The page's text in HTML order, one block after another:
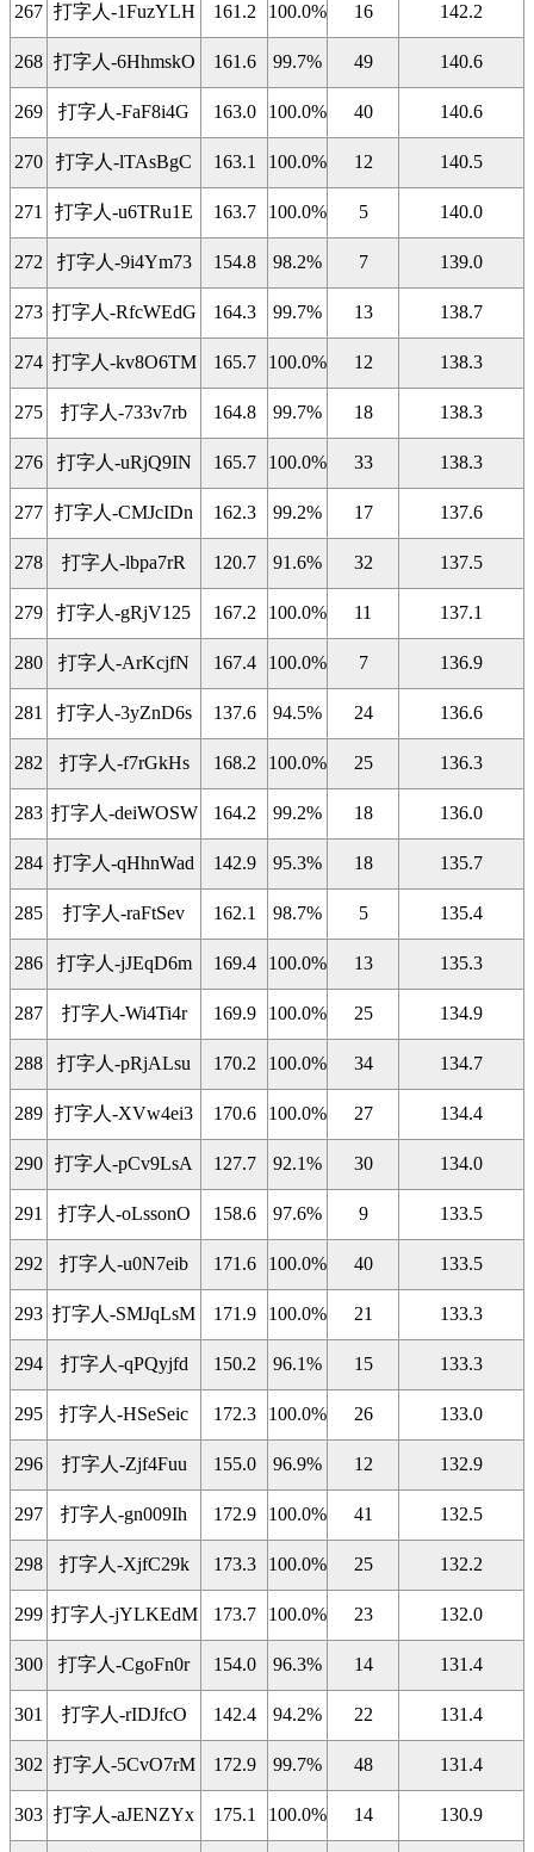
267 打字人-1FuzYLH 161.2 100.0% 16 142.2
268 打字人-6HhmskO 161.6 99.7% 49 140.6
269 打字人-FaF8i4G 163.0 100.0% 40 140.6
270 打字人-lTAsBgC 163.1 100.0% 12 140.5
271 打字人-u6TRu1E 163.7 100.0% 5 140.0
272 打字人-9i4Ym73 154.8 98.2% 7 139.0
273 打字人-RfcWEdG 164.3 99.7% 13 138.7
274 打字人-kv8O6TM 165.7 100.0% 12 138.3
275 打字人-733v7rb 164.8 99.7% 18 138.3
276 打字人-uRjQ9IN 165.7 100.0% 33 138.3
277 打字人-CMJcIDn 162.3 99.2% 17 137.6
278 打字人-lbpa7rR 120.7 91.6% 32 137.5
279 打字人-gRjV125 167.2 100.0% 11 137.1
280 打字人-ArKcjfN 167.4 100.0% 7 136.9
281 打字人-3yZnD6s 137.6 94.5% 24 136.6
282 打字人-f7rGkHs 168.2 100.0% 25 136.3
283 打字人-deiWOSW 164.2 99.2% 18 136.0
284 打字人-qHhnWad 142.9 95.3% 18 135.7
285 打字人-raFtSev 162.1 98.7% 5 135.4
286 打字人-jJEqD6m 169.4 100.0% 13 135.3
287 打字人-Wi4Ti4r 169.9 100.0% 25 134.9
288 打字人-pRjALsu 170.2 100.0% 34 134.7
289 打字人-XVw4ei3 170.6 100.0% 27 134.4
290 打字人-pCv9LsA 127.7 92.1% 30 134.0
291 打字人-oLssonO 158.6 97.6% 9 133.5
292 打字人-u0N7eib 171.6 100.0% 40 133.5
293 打字人-SMJqLsM 171.9 100.0% 21 133.3
294 打字人-qPQyjfd 150.2 96.1% 15 133.3
295 打字人-HSeSeic 172.3 100.0% 26 133.0
296 打字人-Zjf4Fuu 155.0 96.9% 12 132.9
297 打字人-gn009Ih 172.9 100.0% 41 132.5
298 打字人-XjfC29k 173.3 100.0% 25 132.2
299 打字人-jYLKEdM 173.7 100.0% 23 132.0
300 打字人-CgoFn0r 154.0 96.3% 14 131.4
301 打字人-rIDJfcO 142.4 94.2% 22 131.4
302 打字人-5CvO7rM 172.9 99.7% 48 131.4
303 打字人-aJENZYx 175.1 100.0% 14 130.9